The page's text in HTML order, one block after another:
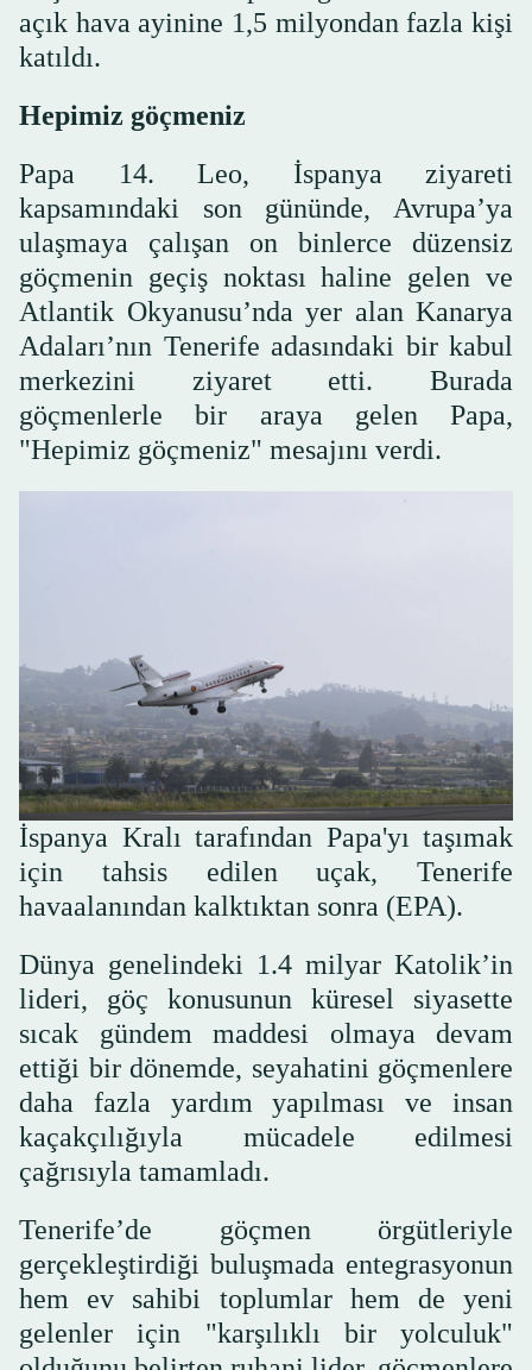
açık hava ayinine 1,5 milyondan fazla kişi
katıldı.
Hepimiz göçmeniz
Papa 14. Leo, İspanya ziyareti
kapsamındaki son gününde, Avrupa’ya
ulaşmaya çalışan on binlerce düzensiz
göçmenin geçiş noktası haline gelen ve
Atlantik Okyanusu’nda yer alan Kanarya
Adaları’nın Tenerife adasındaki bir kabul
merkezini ziyaret etti. Burada
göçmenlerle bir araya gelen Papa,
"Hepimiz göçmeniz" mesajını verdi.
İspanya Kralı tarafından Papa'yı taşımak
için tahsis edilen uçak, Tenerife
havaalanından kalktıktan sonra (EPA).
Dünya genelindeki 1.4 milyar Katolik’in
lideri, göç konusunun küresel siyasette
sıcak gündem maddesi olmaya devam
ettiği bir dönemde, seyahatini göçmenlere
daha fazla yardım yapılması ve insan
kaçakçılığıyla mücadele edilmesi
çağrısıyla tamamladı.
Tenerife’de göçmen örgütleriyle
gerçekleştirdiği buluşmada entegrasyonun
hem ev sahibi toplumlar hem de yeni
gelenler için "karşılıklı bir yolculuk"